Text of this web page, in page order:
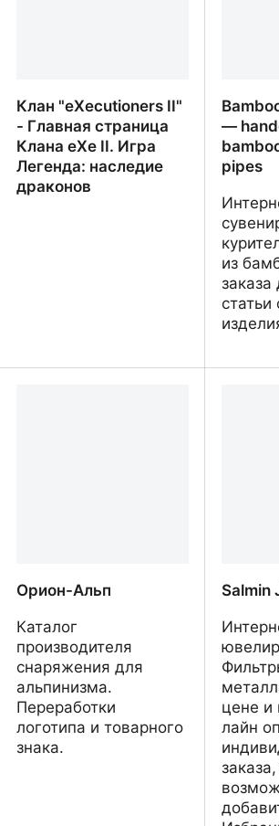
Клан "eXecutioners II"
- Главная страница
Клана eXe II. Игра
Легенда: наследие
драконов
—
pipes
из
заказа
Орион-Альп
Каталог
производителя
снаряжения для
альпинизма.
Переработки
логотипа и товарного
знака.
Salmin
цене и
лайн